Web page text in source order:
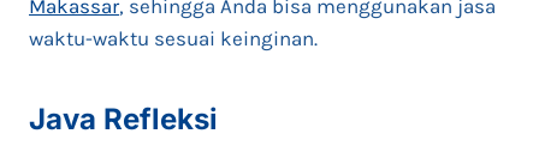
Makassar, sehingga Anda bisa menggunakan jasa
waktu-waktu sesuai keinginan.
Java Refleksi